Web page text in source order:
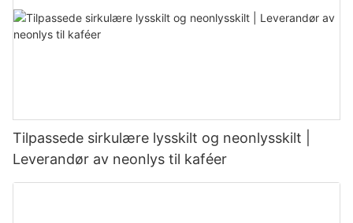
Tilpassede sirkulære lysskilt og neonlysskilt |
Leverandør av neonlys til kaféer